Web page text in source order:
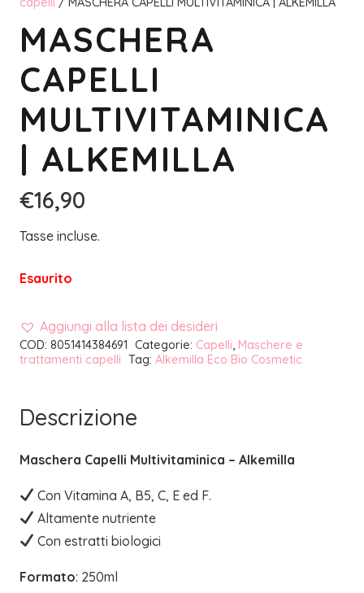
MASCHERA
CAPELLI
MULTIVITAMINICA
| ALKEMILLA
€16,90
Tasse incluse.
Esaurito
Aggiungi alla lista dei desideri
COD: 8051414384691 Categorie: Capelli Maschere e
trattamenti capelli Tag: Alkemilla Eco Bio Cosmetic
Descrizione
Maschera Capelli Multivitaminica – Alkemilla
Con Vitamina A, B5, C, E ed F.
Altamente nutriente
Con estratti biologici
Formato: 250ml